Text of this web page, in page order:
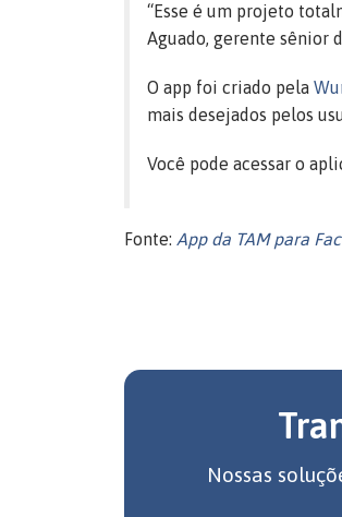
“Esse é um projeto
Aguado, gerente sênior
O app foi criado pela
mais desejados pelos
Você pode acessar o
Fonte: App da TAM para
Nossas